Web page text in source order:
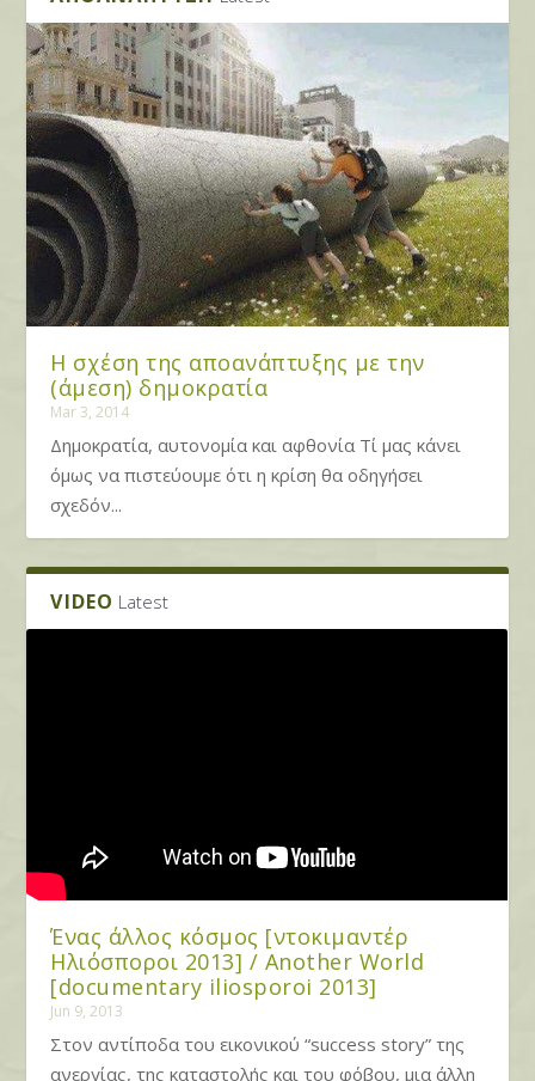
Η σχέση της αποανάπτυξης με την
(άμεση) δημοκρατία
Mar 3, 2014
Δημοκρατία, αυτονομία και αφθονία Τί μας κάνει
όμως να πιστεύουμε ότι η κρίση θα οδηγήσει
σχεδόν...
VIDEO Latest
Ένας άλλος κόσμος [ντοκιμαντέρ
Ηλιόσποροι 2013] / Another World
[documentary iliosporoi 2013]
Jun 9, 2013
Στον αντίποδα του εικονικού “success story” της
ανεργίας, της καταστολής και του φόβου, μια άλλη